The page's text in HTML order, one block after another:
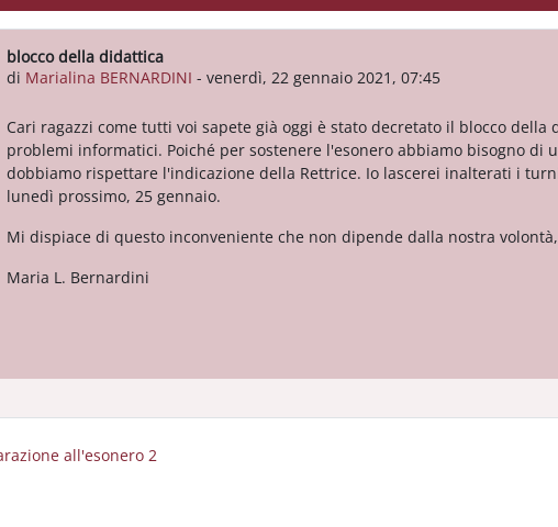
blocco della didattica
di Marialina BERNARDINI - venerdì, 22 gennaio 2021, 07:45
Numero di risposte: 0
Cari ragazzi come tutti voi sapete già oggi è stato decretato il blocco
problemi informatici. Poiché per sostenere l'esonero abbiamo bisogno di
dobbiamo rispettare l'indicazione della Rettrice. Io lascerei inalterati i
lunedì prossimo, 25 gennaio.
Mi dispiace di questo inconveniente che non dipende dalla nostra volontà,
Maria L. Bernardini
all'esonero 2